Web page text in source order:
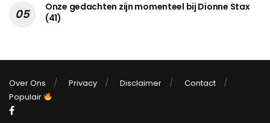
Onze gedachten zijn momenteel bij Dionne Stax
(41)
Over Ons Privacy Disclaimer
Contact
Populair